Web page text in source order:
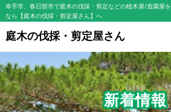
幸手市、春日部市で庭木の伐採・剪定などの植木屋/造園屋
なら【庭木の伐採・剪定屋さん】へ
庭木の伐採・剪定屋さん
新着情報